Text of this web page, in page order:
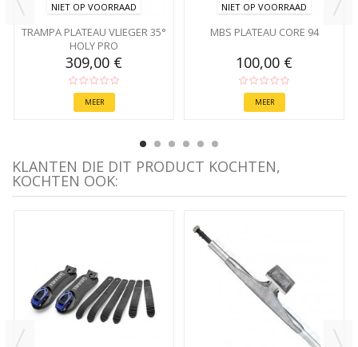
NIET OP VOORRAAD
TRAMPA PLATEAU VLIEGER 35°
HOLY PRO
309,00 €
MEER
NIET OP VOORRAAD
MBS PLATEAU CORE 94
100,00 €
MEER
KLANTEN DIE DIT PRODUCT KOCHTEN,
KOCHTEN OOK: